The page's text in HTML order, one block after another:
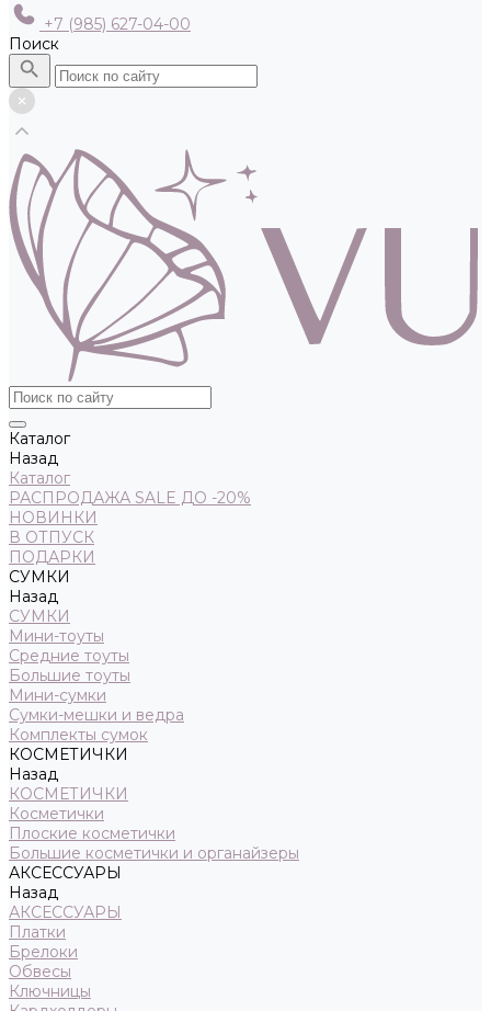
+7 (985) 627-04-00
Поиск
Каталог
Назад
Каталог
РАСПРОДАЖА SALE ДО -20%
НОВИНКИ
В ОТПУСК
ПОДАРКИ
СУМКИ
Назад
СУМКИ
Мини-тоуты
Средние тоуты
Большие тоуты
Мини-сумки
Сумки-мешки и ведра
Комплекты сумок
КОСМЕТИЧКИ
Назад
КОСМЕТИЧКИ
Косметички
Плоские косметички
Большие косметички и органайзеры
АКСЕССУАРЫ
Назад
АКСЕССУАРЫ
Платки
Брелоки
Обвесы
Ключницы